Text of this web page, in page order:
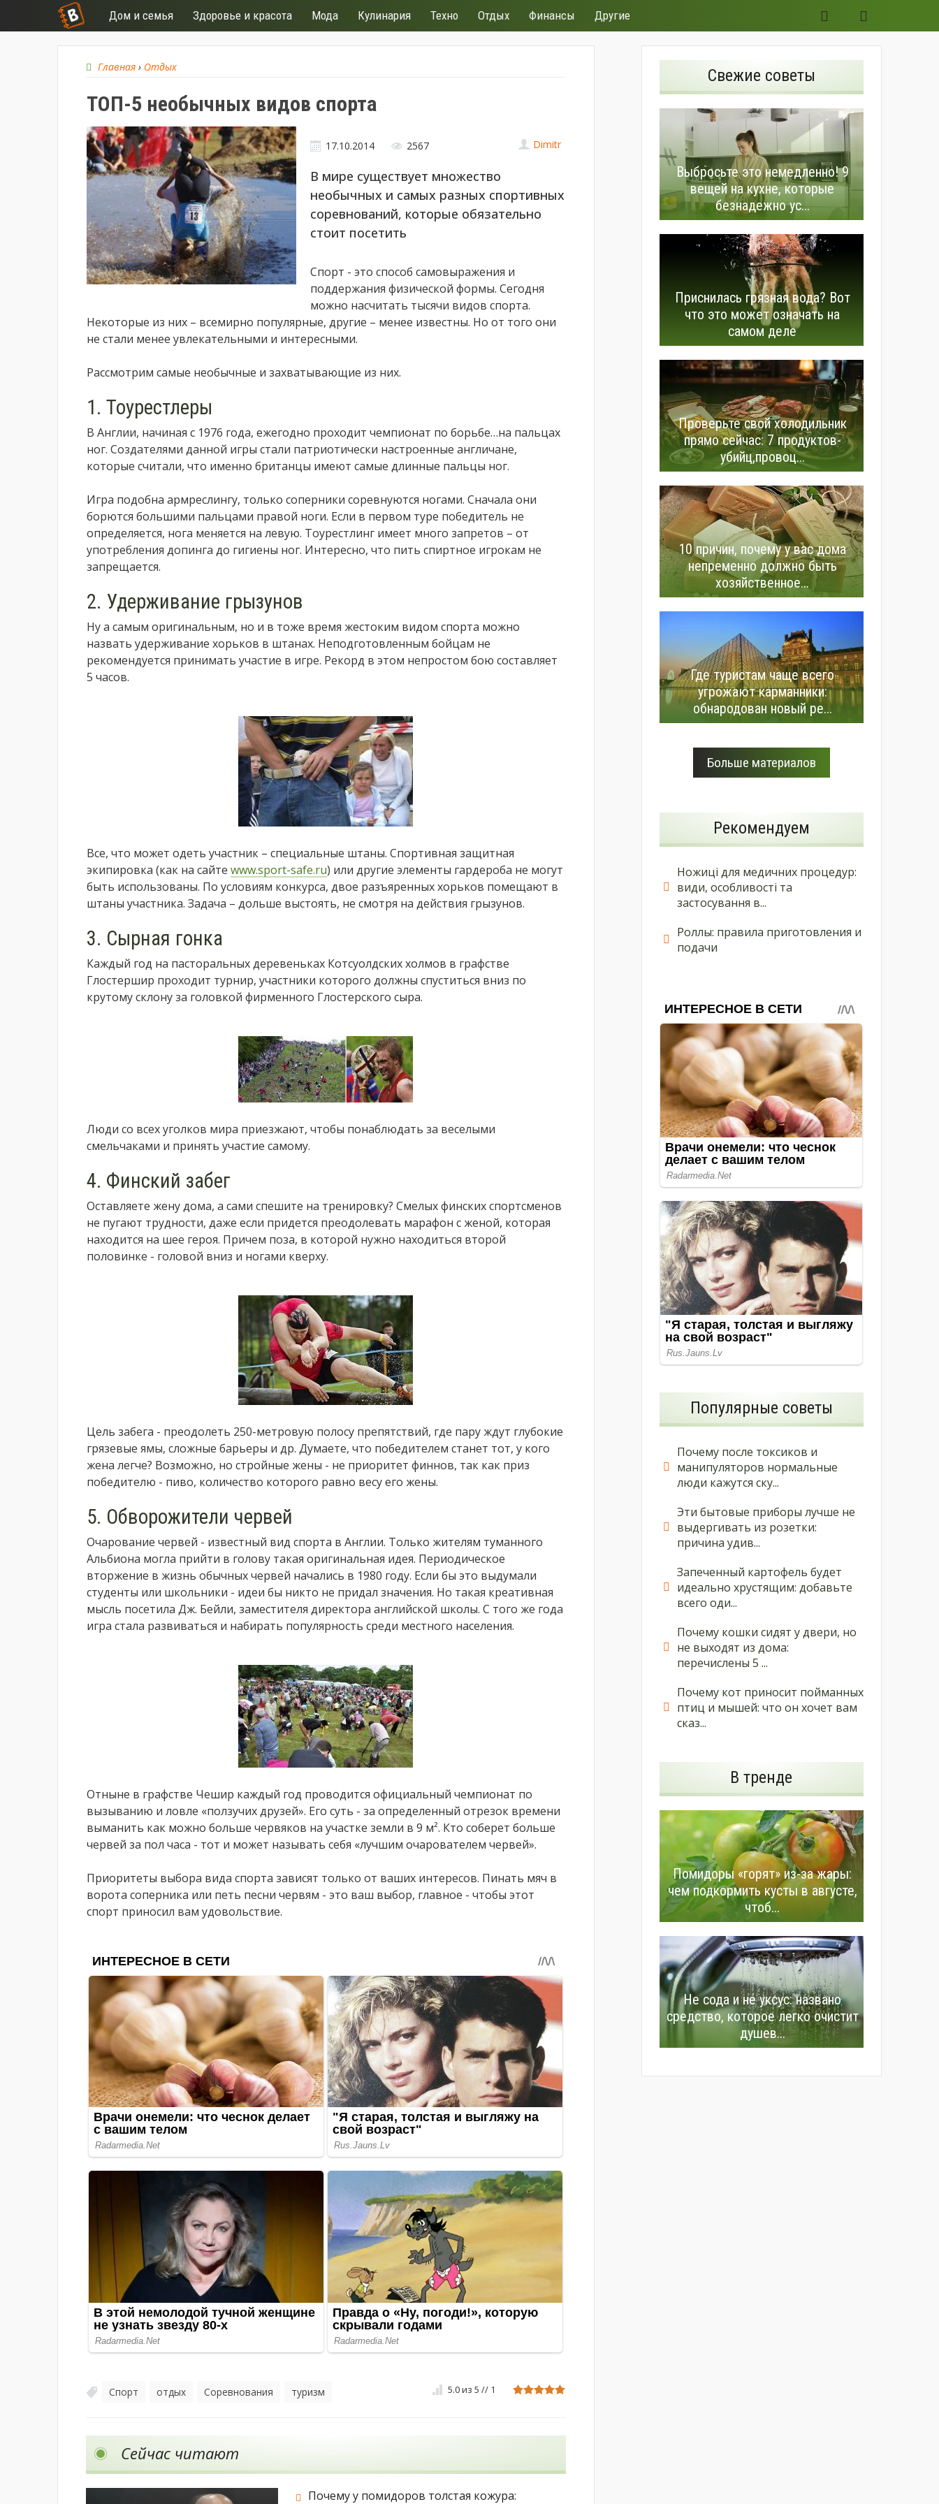
Дом и семья Здоровье и красота Мода Кулинария Техно Отдых Финансы Другие
Главная › Отдых
ТОП-5 необычных видов спорта
17.10.2014 2567 Dimitr
В мире существует множество
необычных и самых разных спортивных
соревнований, которые обязательно
стоит посетить
Спорт - это способ самовыражения и
поддержания физической формы. Сегодня
можно насчитать тысячи видов спорта.
Некоторые из них – всемирно популярные, другие – менее известны. Но от того они
не стали менее увлекательными и интересными.
Рассмотрим самые необычные и захватывающие из них.
1. Тоурестлеры
В Англии, начиная с 1976 года, ежегодно проходит чемпионат по борьбе…на пальцах
ног. Создателями данной игры стали патриотически настроенные англичане,
которые считали, что именно британцы имеют самые длинные пальцы ног.
Игра подобна армреслингу, только соперники соревнуются ногами. Сначала они
борются большими пальцами правой ноги. Если в первом туре победитель не
определяется, нога меняется на левую. Тоурестлинг имеет много запретов – от
употребления допинга до гигиены ног. Интересно, что пить спиртное игрокам не
запрещается.
2. Удерживание грызунов
Ну а самым оригинальным, но и в тоже время жестоким видом спорта можно
назвать удерживание хорьков в штанах. Неподготовленным бойцам не
рекомендуется принимать участие в игре. Рекорд в этом непростом бою составляет
5 часов.
Все, что может одеть участник – специальные штаны. Спортивная защитная
экипировка (как на сайте www.sport-safe.ru) или другие элементы гардероба не могут
быть использованы. По условиям конкурса, двое разъяренных хорьков помещают в
штаны участника. Задача – дольше выстоять, не смотря на действия грызунов.
3. Сырная гонка
Каждый год на пасторальных деревеньках Котсуолдских холмов в графстве
Глостершир проходит турнир, участники которого должны спуститься вниз по
крутому склону за головкой фирменного Глостерского сыра.
Люди со всех уголков мира приезжают, чтобы понаблюдать за веселыми
смельчаками и принять участие самому.
4. Финский забег
Оставляете жену дома, а сами спешите на тренировку? Смелых финских спортсменов
не пугают трудности, даже если придется преодолевать марафон с женой, которая
находится на шее героя. Причем поза, в которой нужно находиться второй
половинке - головой вниз и ногами кверху.
Цель забега - преодолеть 250-метровую полосу препятствий, где пару ждут глубокие
грязевые ямы, сложные барьеры и др. Думаете, что победителем станет тот, у кого
жена легче? Возможно, но стройные жены - не приоритет финнов, так как приз
победителю - пиво, количество которого равно весу его жены.
5. Обворожители червей
Очарование червей - известный вид спорта в Англии. Только жителям туманного
Альбиона могла прийти в голову такая оригинальная идея. Периодическое
вторжение в жизнь обычных червей начались в 1980 году. Если бы это выдумали
студенты или школьники - идеи бы никто не придал значения. Но такая креативная
мысль посетила Дж. Бейли, заместителя директора английской школы. С того же года
игра стала развиваться и набирать популярность среди местного населения.
Отныне в графстве Чешир каждый год проводится официальный чемпионат по
вызыванию и ловле «ползучих друзей». Его суть - за определенный отрезок времени
выманить как можно больше червяков на участке земли в 9 м². Кто соберет больше
червей за пол часа - тот и может называть себя «лучшим очарователем червей».
Приоритеты выбора вида спорта зависят только от ваших интересов. Пинать мяч в
ворота соперника или петь песни червям - это ваш выбор, главное - чтобы этот
спорт приносил вам удовольствие.
5.0из 5 // 1
Спорт отдых Соревнования туризм
Сейчас читают
Почему у помидоров толстая кожура:
Свежие советы
Выбросьте это немедленно! 9
вещей на кухне, которые
безнадежно ус...
Приснилась грязная вода? Вот
что это может означать на
самом деле
Проверьте свой холодильник
прямо сейчас: 7 продуктов-
убийц,провоц...
10 причин, почему у вас дома
непременно должно быть
хозяйственное...
Где туристам чаще всего
угрожают карманники:
обнародован новый ре...
Больше материалов
Рекомендуем
Ножиці для медичних процедур:
види, особливості та
застосування в...
Роллы: правила приготовления и
подачи
Популярные советы
Почему после токсиков и
манипуляторов нормальные
люди кажутся ску...
Эти бытовые приборы лучше не
выдергивать из розетки:
причина удив...
Запеченный картофель будет
идеально хрустящим: добавьте
всего оди...
Почему кошки сидят у двери, но
не выходят из дома:
перечислены 5 ...
Почему кот приносит пойманных
птиц и мышей: что он хочет вам
сказ...
В тренде
Помидоры «горят» из-за жары:
чем подкормить кусты в августе,
чтоб...
Не сода и не уксус: названо
средство, которое легко очистит
душев...